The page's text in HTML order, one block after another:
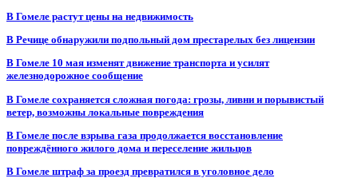
В Гомеле растут цены на недвижимость
В Речице обнаружили подпольный дом престарелых без лицензии
В Гомеле 10 мая изменят движение транспорта и усилят
железнодорожное сообщение
В Гомеле сохраняется сложная погода: грозы, ливни и порывистый
ветер, возможны локальные повреждения
В Гомеле после взрыва газа продолжается восстановление
повреждённого жилого дома и переселение жильцов
В Гомеле штраф за проезд превратился в уголовное дело